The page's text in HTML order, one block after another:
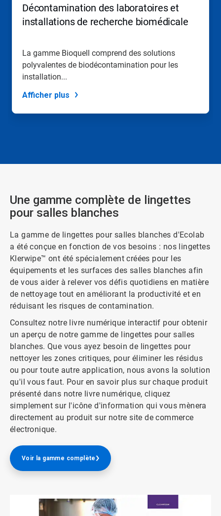
Décontamination des laboratoires et
installations de recherche biomédicale​​​​​​​
La gamme Bioquell comprend des solutions
polyvalentes de biodécontamination pour les
installation...
Afficher plus
Une gamme complète de lingettes
pour salles blanches
La gamme de lingettes pour salles blanches d'Ecolab
a été conçue en fonction de vos besoins : nos lingettes
Klerwipe™ ont été spécialement créées pour les
équipements et les surfaces des salles blanches afin
de vous aider à relever vos défis quotidiens en matière
de nettoyage tout en améliorant la productivité et en
réduisant les risques de contamination.
Consultez notre livre numérique interactif pour obtenir
un aperçu de notre gamme de lingettes pour salles
blanches. Que vous ayez besoin de lingettes pour
nettoyer les zones critiques, pour éliminer les résidus
ou pour toute autre application, nous avons la solution
qu'il vous faut.​​​​​​​ Pour en savoir plus sur chaque produit
présenté dans notre livre numérique, cliquez
simplement sur l'icône d'information qui vous mènera
directement au produit sur notre site de commerce
électronique.
Voir la gamme complète​​​​​​​